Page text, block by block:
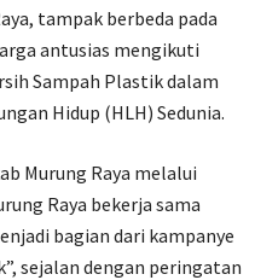
tampak berbeda pada
antusias mengikuti
Sampah Plastik dalam
Hidup (HLH) Sedunia.
Murung Raya melalui
Raya bekerja sama
bagian dari kampanye
sejalan dengan peringatan